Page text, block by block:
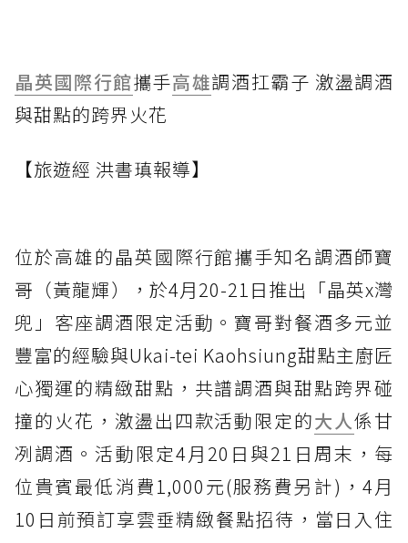
晶英國際行館攜手高雄調酒扛霸子 激盪調酒
與甜點的跨界火花
【旅遊經 洪書瑱報導】
位於高雄的晶英國際行館攜手知名調酒師寶
哥（黃龍輝），於4月20-21日推出「晶英x灣
兜」客座調酒限定活動。寶哥對餐酒多元並
豐富的經驗與Ukai-tei Kaohsiung甜點主廚匠
心獨運的精緻甜點，共譜調酒與甜點跨界碰
撞的火花，激盪出四款活動限定的大人係甘
冽調酒。活動限定4月20日與21日周末，每
位貴賓最低消費1,000元(服務費另計)，4月
10日前預訂享雲垂精緻餐點招待，當日入住